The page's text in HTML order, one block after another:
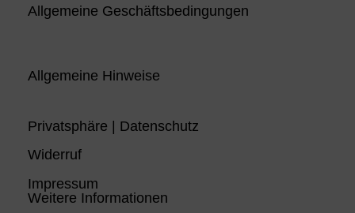
Allgemeine Geschäftsbedingungen
Allgemeine Hinweise
Privatsphäre | Datenschutz
Widerruf
Impressum
Weitere Informationen